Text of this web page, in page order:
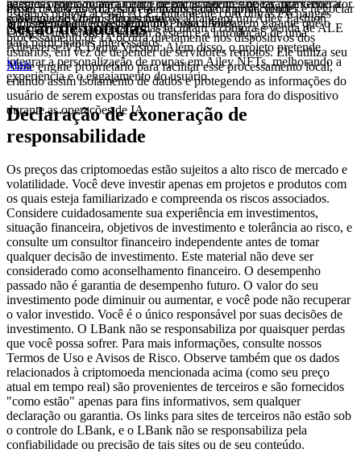
agentes projetado para criar e negociar agentes de IA, mantendo a
soberania dos dados do usuário.
disso, os tokens ALE são essenciais para comprar, vender e negociar
NFTs dentro do ecossistema do Project Ailey.
usuários podem acessar ALE, juntamente com outras exchanges
disponíveis. Essas plataformas facilitam a compra e venda de ALE
para participantes interessados.
passadas como o lançamento de um Random Appearance Generator
e Aileyverse Open. Planos futuros abrangem um Ailey Fashion
Contest, um Model Audition System e a introdução de uma
Aileyverse VR Demo Version. Além disso, o projeto pretende
integrar a personalização de roupas em Ailey NFTs, melhorando a
experiência e o engajamento do usuário.
Project Ailey aborda as preocupações com a privacidade
implementando edge computing. Essa abordagem garante que o
processamento de IA ocorra diretamente nos dispositivos dos
usuários, em vez de depender de servidores remotos. Ele utiliza seu
Aime engine proprietário para facilitar esse processamento local,
criando assim isolamento de dados e protegendo as informações do
usuário de serem expostas ou transferidas para fora do dispositivo
durante as operações de IA.
Seção de notícias
Mais
--
Declaração de exoneração de
responsabilidade
Os preços das criptomoedas estão sujeitos a alto risco de mercado e
volatilidade. Você deve investir apenas em projetos e produtos com
os quais esteja familiarizado e compreenda os riscos associados.
Considere cuidadosamente sua experiência em investimentos,
situação financeira, objetivos de investimento e tolerância ao risco, e
consulte um consultor financeiro independente antes de tomar
qualquer decisão de investimento. Este material não deve ser
considerado como aconselhamento financeiro. O desempenho
passado não é garantia de desempenho futuro. O valor do seu
investimento pode diminuir ou aumentar, e você pode não recuperar
o valor investido. Você é o único responsável por suas decisões de
investimento. O LBank não se responsabiliza por quaisquer perdas
que você possa sofrer. Para mais informações, consulte nossos
Termos de Uso e Avisos de Risco. Observe também que os dados
relacionados à criptomoeda mencionada acima (como seu preço
atual em tempo real) são provenientes de terceiros e são fornecidos
"como estão" apenas para fins informativos, sem qualquer
declaração ou garantia. Os links para sites de terceiros não estão sob
o controle do LBank, e o LBank não se responsabiliza pela
confiabilidade ou precisão de tais sites ou de seu conteúdo.